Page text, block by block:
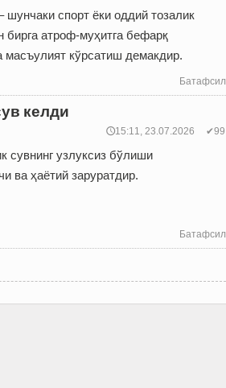
спорт ёки оддий тозалик
атроф-муҳитга бефарқ
масъулият кўрсатиш демакдир.
Батафсил
келди
🕔15:11, 23.07.2026 ✔99
сувнинг узлуксиз бўлиши
ва ҳаётий заруратдир.
Батафсил